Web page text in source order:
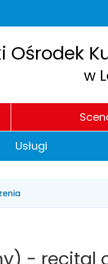
Ośrodek
w
Usługi